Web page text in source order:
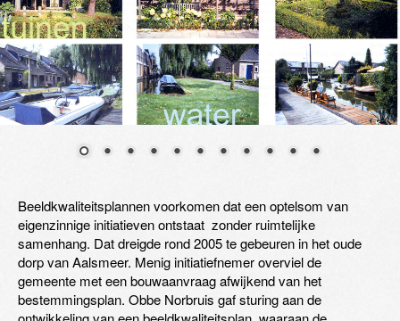
Beeldkwaliteitsplannen voorkomen dat een optelsom van
eigenzinnige initiatieven ontstaat zonder ruimtelijke
samenhang. Dat dreigde rond 2005 te gebeuren in het oude
dorp van Aalsmeer. Menig initiatiefnemer overviel de
gemeente met een bouwaanvraag afwijkend van het
bestemmingsplan. Obbe Norbruis gaf sturing aan de